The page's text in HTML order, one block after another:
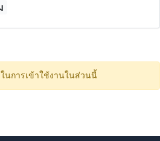
นการเข้าใช้งานในส่วนนี้